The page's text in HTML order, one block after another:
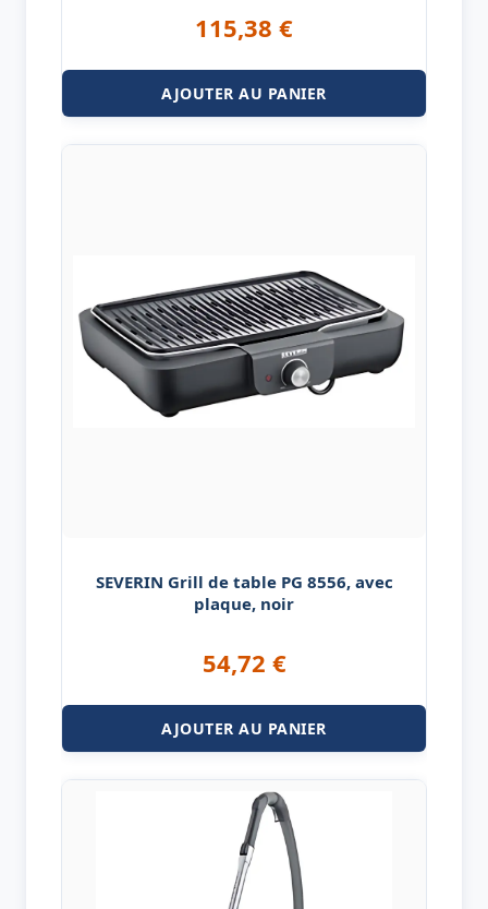
115,38 €
AJOUTER AU PANIER
SEVERIN Grill de table PG 8556, avec
plaque, noir
54,72 €
AJOUTER AU PANIER